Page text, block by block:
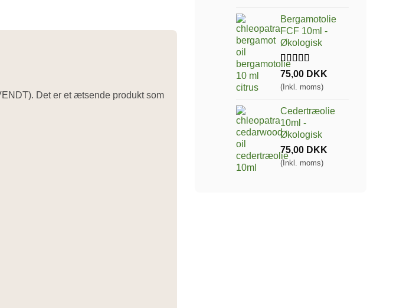
Det er et ætsende produkt som
Bergamotolie
FCF 10ml -
Økologisk
Bedømt som
5.00
ud af 5
baseret på
1
75,00 DKK
(Inkl. moms)
Cedertræolie
10ml -
Økologisk
75,00 DKK
(Inkl. moms)